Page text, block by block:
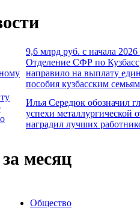
9,6 млрд руб. с начала 2026
Отделение СФР по
направило на выплату
пособия кузбасским семьям
Илья Середюк обозначил
успехи металлургической
наградил лучших
месяц
Общество